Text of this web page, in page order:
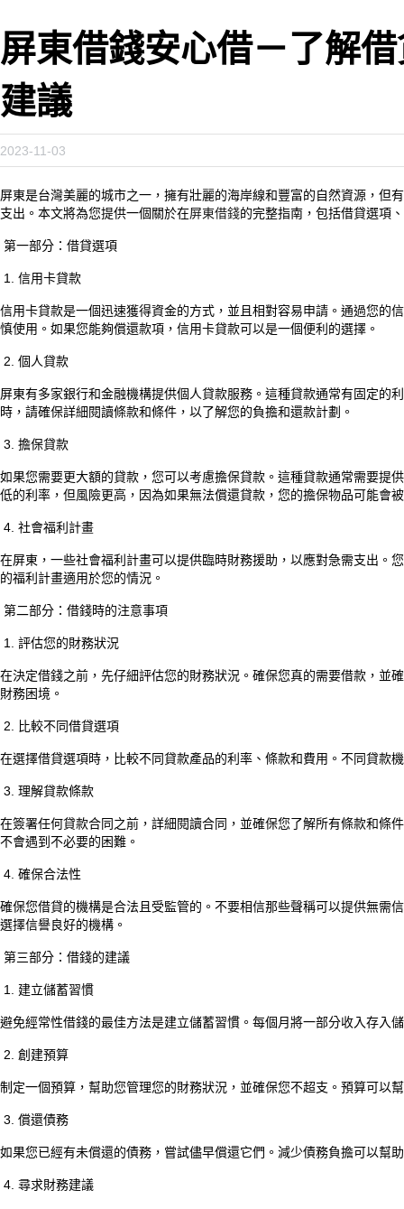
屏東借錢安心借－了解
建議
2023-11-03
屏東是台灣美麗的城市之一，擁有壯麗的海岸線和豐富的自然資源，但
支出。本文將為您提供一個關於在屏東借錢的完整指南，包括借貸選項
第一部分：借貸選項
1. 信用卡貸款
信用卡貸款是一個迅速獲得資金的方式，並且相對容易申請。通過您的
慎使用。如果您能夠償還款項，信用卡貸款可以是一個便利的選擇。
2. 個人貸款
屏東有多家銀行和金融機構提供個人貸款服務。這種貸款通常有固定的
時，請確保詳細閱讀條款和條件，以了解您的負擔和還款計劃。
3. 擔保貸款
如果您需要更大額的貸款，您可以考慮擔保貸款。這種貸款通常需要提
低的利率，但風險更高，因為如果無法償還貸款，您的擔保物品可能會
4. 社會福利計畫
在屏東，一些社會福利計畫可以提供臨時財務援助，以應對急需支出。
的福利計畫適用於您的情況。
第二部分：借錢時的注意事項
1. 評估您的財務狀況
在決定借錢之前，先仔細評估您的財務狀況。確保您真的需要借款，並
財務困境。
2. 比較不同借貸選項
在選擇借貸選項時，比較不同貸款產品的利率、條款和費用。不同貸款
3. 理解貸款條款
在簽署任何貸款合同之前，詳細閱讀合同，並確保您了解所有條款和條
不會遇到不必要的困難。
4. 確保合法性
確保您借貸的機構是合法且受監管的。不要相信那些聲稱可以提供無需
選擇信譽良好的機構。
第三部分：借錢的建議
1. 建立儲蓄習慣
避免經常性借錢的最佳方法是建立儲蓄習慣。每個月將一部分收入存入
2. 創建預算
制定一個預算，幫助您管理您的財務狀況，並確保您不超支。預算可以
3. 償還債務
如果您已經有未償還的債務，嘗試儘早償還它們。減少債務負擔可以幫
4. 尋求財務建議